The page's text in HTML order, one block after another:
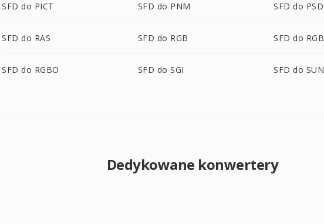
SFD do PICT SFD do PNM SFD do PSD
SFD do RAS SFD do RGB SFD do
SFD do RGBO SFD do SGI SFD do SUN
Dedykowane konwertery